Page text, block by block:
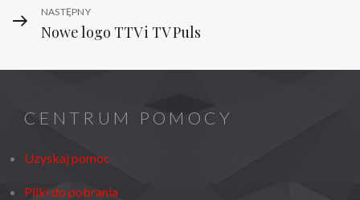
Next
Post
NASTĘPNY
Nowe logo TTV i TV Puls
CENTRUM POMOCY
Uzyskaj pomoc
Pliki do pobrania